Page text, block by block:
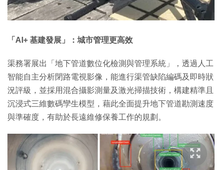
「AI+ 基建發展」：城市管理更高效
渠務署展出「地下管道數位化檢測與管理系統」，透過人工
智能自主分析閉路電視影像，能進行渠管缺陷編碼及即時狀
況評級，並採用混合攝影測量及激光掃描技術，構建精準且
沉浸式三維數碼孿生模型，藉此全面提升地下管道勘測速度
與準確度，有助於長遠維修保養工作的規劃。